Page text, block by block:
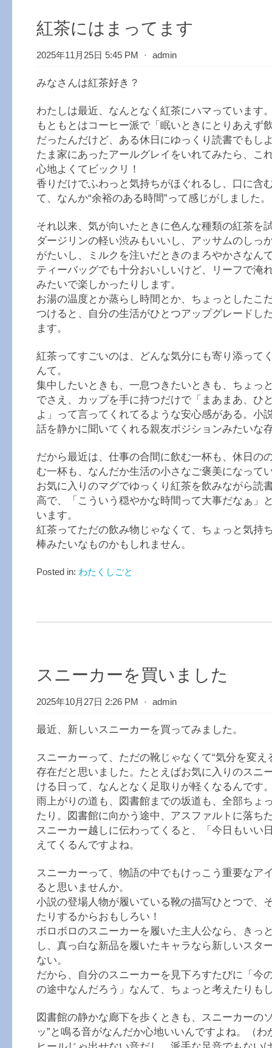
紅茶にはまってます
2025年11月25日 5:45 PM ⋅ admin
みなさんは紅茶好き？
わたしは最近、なんとなく紅茶にハマっています
もともとはコーヒー派で「眠いときにとりあえず
だったんだけど、ある休日にゆっくり読書でもし
たま家にあったアールグレイをいれてみたら、こ
心地よくてビックリ！
香りだけでふわっと気持ちがほぐれるし、口に含
て、なんか“余裕のある時間”って感じがしました。
それ以来、気が向いたときに色んな種類の紅茶を
ダージリンの軽い渋みもいいし、アッサムのしっ
がたいし、ミルクを注いだときのまろやかさなん
ティーバッグでも十分おいしいけど、リーフで淹
みたいで楽しかったりします。
お湯の温度とか蒸らし時間とか、ちょっとしたこ
つけると、自分の生活がひとつアップグレードし
ます。
紅茶ってすごいのは、どんな気分にも寄り添っ
んて。
集中したいときも、一息つきたいときも、ちょっ
でさえ、カップを手に持つだけで「まあまあ、ひ
よ」って言ってくれてるような安心感がある。小
話を静かに聞いてくれる親友ポジションみたいな
だから最近は、仕事の合間に飲む一杯も、休日の
む一杯も、なんだか生活の小さなご褒美になって
お気に入りのマグでゆっくり紅茶を飲みながら読
高で、「こういう穏やかな時間って大事だなぁ」
います。
紅茶ってただの飲み物じゃなくて、ちょっと気持
棒みたいなものかもしれません。
Posted in: わたくしごと
スニーカーを買いました
2025年10月27日 2:26 PM ⋅ admin
最近、新しいスニーカーを買ってみました。
スニーカーって、ただの靴じゃなくて“気分を変え
存在だと思いました。たとえばお気に入りのスニ
ける日って、なんとなく足取りが軽くなるんです
雨上がりの道も、図書館までの坂道も、全部ちょ
たり。図書館に向かう途中、アスファルトに落ち
スニーカー越しに伝わってくると、「今日もいい
えてくるんですよね。
スニーカーって、物語の中でもけっこう重要なア
ると思いませんか。
小説の登場人物が履いている靴の描写ひとつで、
たりするからおもしろい！
ボロボロのスニーカーを履いた主人公なら、きっ
し、真っ白な新品を履いたキャラなら新しいスタ
ない。
だから、自分のスニーカーを見下ろすたびに「今
の途中なんだろう」なんて、ちょっと考えたりも
図書館の静かな廊下を歩くときも、スニーカーの
ッ”と鳴る音がなんだか心地いいんですよね。（